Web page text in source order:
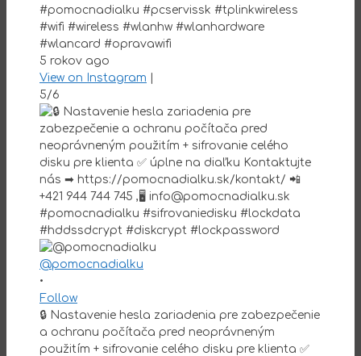
#pomocnadialku #pcservissk #tplinkwireless
#wifi #wireless #wlanhw #wlanhardware
#wlancard #opravawifi
5 rokov ago
View on Instagram |
5/6
@pomocnadialku
•
Follow
🔒 Nastavenie hesla zariadenia pre zabezpečenie
a ochranu počítača pred neoprávneným
použitím + sifrovanie celého disku pre klienta ✅